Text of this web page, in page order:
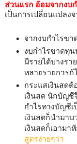
ส่วนแรก อ้อมจากงบ
เป็นการเปลี่ยนแปลง
จากงบกำไรขา
งบกำไรขาดทุ
มีรายได้บางรา
หลายรายการก้
กระแสเงินสดต้
เงินสด นักบัญชี
กำไรทางบัญชีเ
เงินสดก็นำมาบ
เงินสดก็เอามา
สูตรง่ายๆว่า